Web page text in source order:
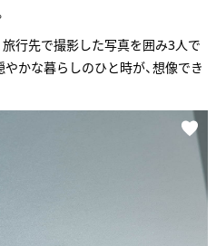
行先で撮影した写真を囲み3人で
かな暮らしのひと時が、想像でき